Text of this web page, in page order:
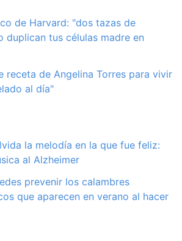
de Harvard: "dos tazas de
duplican tus células madre en
receta de Angelina Torres para vivir
al día"
la melodía en la que fue feliz:
al Alzheimer
prevenir los calambres
que aparecen en verano al hacer